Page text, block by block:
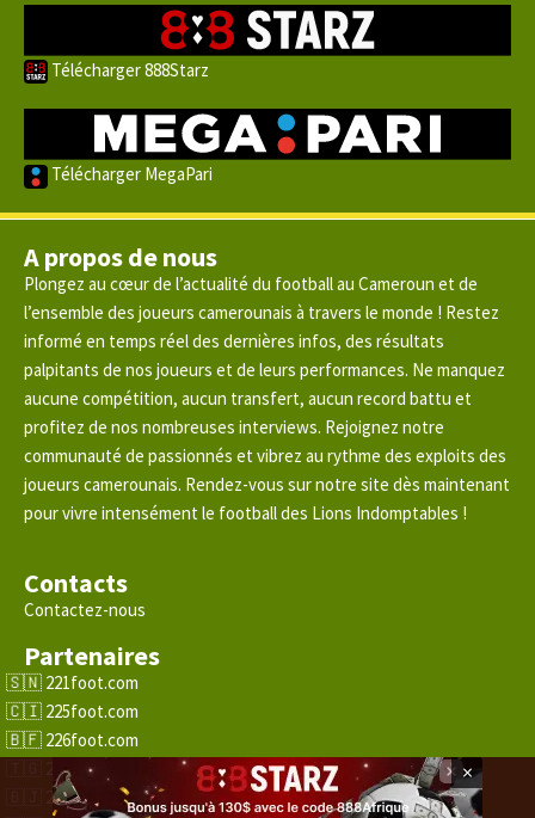
Télécharger 888Starz
Télécharger MegaPari
A propos de nous
Plongez au cœur de l’actualité du football au Cameroun et de
l’ensemble des joueurs camerounais à travers le monde ! Restez
informé en temps réel des dernières infos, des résultats
palpitants de nos joueurs et de leurs performances. Ne manquez
aucune compétition, aucun transfert, aucun record battu et
profitez de nos nombreuses interviews. Rejoignez notre
communauté de passionnés et vibrez au rythme des exploits des
joueurs camerounais. Rendez-vous sur notre site dès maintenant
pour vivre intensément le football des Lions Indomptables !
Contacts
Contactez-nous
Partenaires
221foot.com
225foot.com
226foot.com
228foot.com
229foot.com
×